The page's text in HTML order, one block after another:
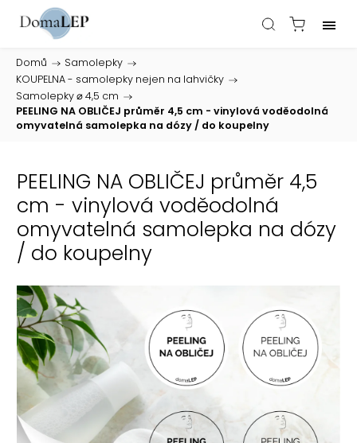
Domů / Samolepky /
KOUPELNA - samolepky nejen na lahvičky /
Samolepky ⌀ 4,5 cm /
PEELING NA OBLIČEJ průměr 4,5 cm - vinylová voděodolná
omyvatelná samolepka na dózy / do koupelny
PEELING NA OBLIČEJ průměr 4,5
cm - vinylová voděodolná
omyvatelná samolepka na dózy
/ do koupelny